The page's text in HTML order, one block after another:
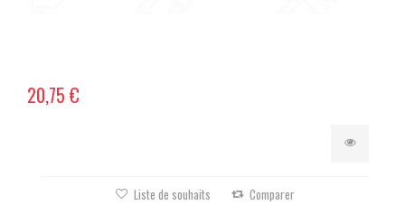
20,75 €
Liste de souhaits Comparer